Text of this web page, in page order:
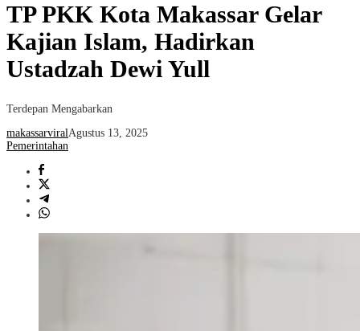
TP PKK Kota Makassar Gelar
Kajian Islam, Hadirkan
Ustadzah Dewi Yull
Terdepan Mengabarkan
makassarviralAgustus 13, 2025
Pemerintahan